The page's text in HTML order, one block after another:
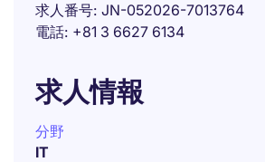
求人番号 JN-052026-7013764
電話 +81 3 6627 6134
求人情報
分野
IT